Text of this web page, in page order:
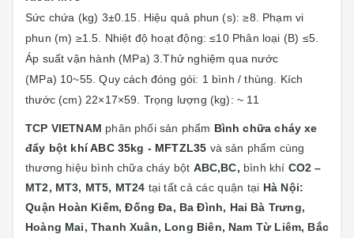
Sức chứa (kg) 3±0.15. Hiệu quả phun (s): ≥8. Phạm vi
phun (m) ≥1.5. Nhiệt độ hoạt động: ≤10 Phân loại (B) ≤5.
Áp suất vận hành (MPa) 3.Thử nghiệm qua nước
(MPa) 10~55. Quy cách đóng gói: 1 bình / thùng. Kích
thước (cm) 22×17×59. Trọng lượng (kg): ~ 11
TCP VIETNAM phân phối sản phẩm Bình chữa cháy xe
đẩy bột khí ABC 35kg - MFTZL35 và sản phẩm cùng
thương hiệu bình chữa cháy bột ABC,BC, bình khí CO2 –
MT2, MT3, MT5, MT24 tạitất cả các quận tại Hà Nội:
Quận Hoàn Kiếm, Đống Đa, Ba Đình, Hai Bà Trưng,
Hoàng Mai, Thanh Xuân, Long Biên, Nam Từ Liêm, Bắc